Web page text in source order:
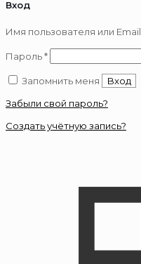
Вход
Имя пользователя или Email
Пароль*Обязательно
Запомнить меня
Вход
Забыли свой пароль?
Создать учётную запись?